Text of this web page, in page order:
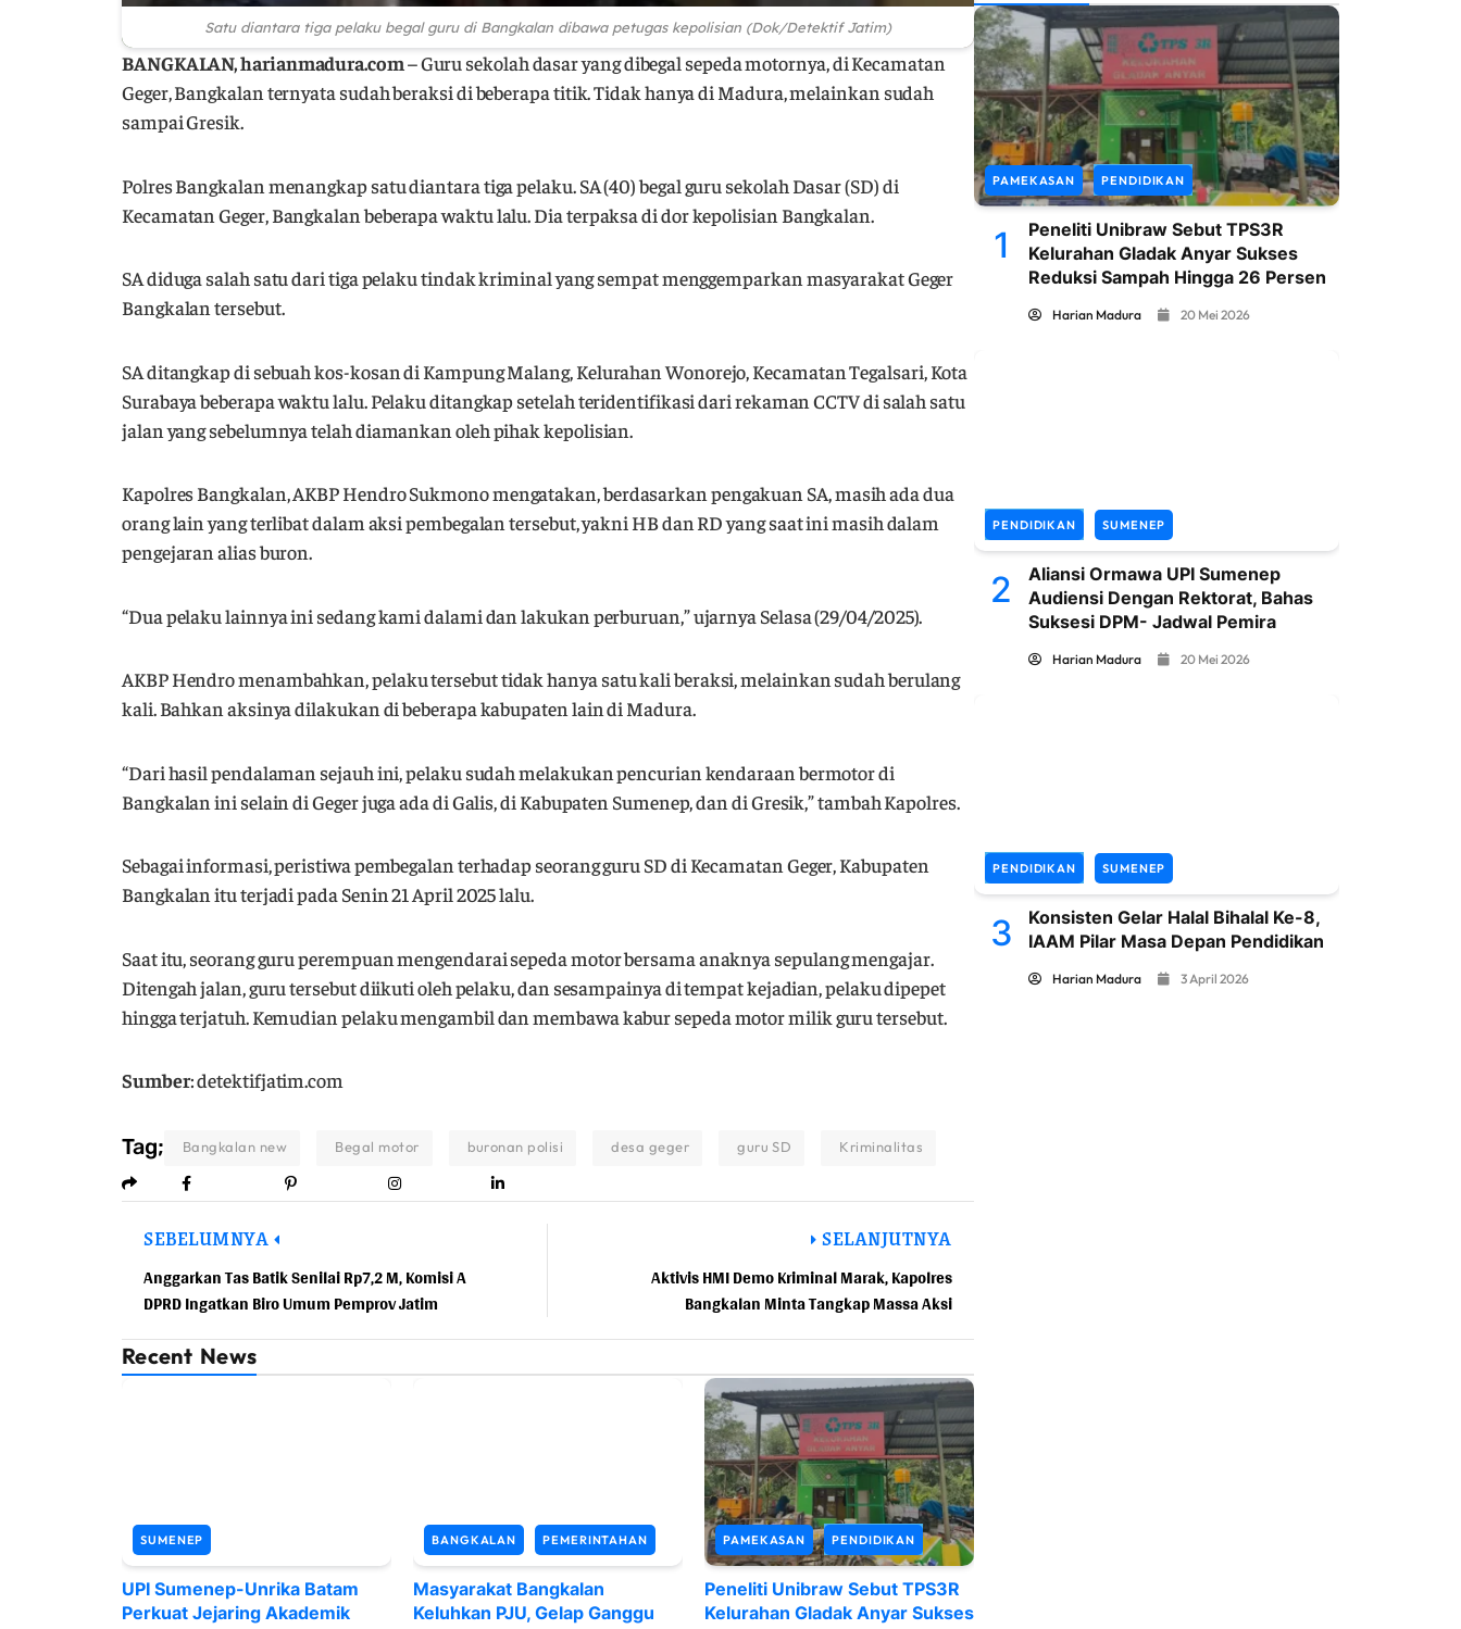
Satu diantara tiga pelaku begal guru di Bangkalan dibawa petugas kepolisian (Dok/Detektif Jatim)
BANGKALAN, harianmadura.com– Guru sekolah dasar yang dibegal sepeda motornya, di Kecamatan
Geger, Bangkalan ternyata sudah beraksi di beberapa titik. Tidak hanya di Madura, melainkan sudah
sampai Gresik.
Polres Bangkalan menangkap satu diantara tiga pelaku. SA (40) begal guru sekolah Dasar (SD) di
Kecamatan Geger, Bangkalan beberapa waktu lalu. Dia terpaksa di dor kepolisian Bangkalan.
SA diduga salah satu dari tiga pelaku tindak kriminal yang sempat menggemparkan masyarakat Geger
Bangkalan tersebut.
SA ditangkap di sebuah kos-kosan di Kampung Malang, Kelurahan Wonorejo, Kecamatan Tegalsari, Kota
Surabaya beberapa waktu lalu. Pelaku ditangkap setelah teridentifikasi dari rekaman CCTV di salah satu
jalan yang sebelumnya telah diamankan oleh pihak kepolisian.
Kapolres Bangkalan, AKBP Hendro Sukmono mengatakan, berdasarkan pengakuan SA, masih ada dua
orang lain yang terlibat dalam aksi pembegalan tersebut, yakni HB dan RD yang saat ini masih dalam
pengejaran alias buron.
“Dua pelaku lainnya ini sedang kami dalami dan lakukan perburuan,” ujarnya Selasa (29/04/2025).
AKBP Hendro menambahkan, pelaku tersebut tidak hanya satu kali beraksi, melainkan sudah berulang
kali. Bahkan aksinya dilakukan di beberapa kabupaten lain di Madura.
“Dari hasil pendalaman sejauh ini, pelaku sudah melakukan pencurian kendaraan bermotor di
Bangkalan ini selain di Geger juga ada di Galis, di Kabupaten Sumenep, dan di Gresik,” tambah Kapolres.
Sebagai informasi, peristiwa pembegalan terhadap seorang guru SD di Kecamatan Geger, Kabupaten
Bangkalan itu terjadi pada Senin 21 April 2025 lalu.
Saat itu, seorang guru perempuan mengendarai sepeda motor bersama anaknya sepulang mengajar.
Ditengah jalan, guru tersebut diikuti oleh pelaku, dan sesampainya di tempat kejadian, pelaku dipepet
hingga terjatuh. Kemudian pelaku mengambil dan membawa kabur sepeda motor milik guru tersebut.
Sumber: detektifjatim.com
Tag; Bangkalan new Begal motor buronan polisi desa geger guru SD Kriminalitas
SEBELUMNYA
Anggarkan Tas Batik Senilai Rp7,2 M, Komisi A
DPRD Ingatkan Biro Umum Pemprov Jatim
SELANJUTNYA
Aktivis HMI Demo Kriminal Marak, Kapolres
Bangkalan Minta Tangkap Massa Aksi
Recent News
SUMENEP
UPI Sumenep-Unrika Batam
Perkuat Jejaring Akademik
BANGKALAN PEMERINTAHAN
Masyarakat Bangkalan
Keluhkan PJU, Gelap Ganggu
PAMEKASAN PENDIDIKAN
Peneliti Unibraw Sebut TPS3R
Kelurahan Gladak Anyar Sukses
PAMEKASAN PENDIDIKAN
1
Peneliti Unibraw Sebut TPS3R
Kelurahan Gladak Anyar Sukses
Reduksi Sampah Hingga 26 Persen
Harian Madura 20 Mei 2026
PENDIDIKAN SUMENEP
2
Aliansi Ormawa UPI Sumenep
Audiensi Dengan Rektorat, Bahas
Suksesi DPM- Jadwal Pemira
Harian Madura 20 Mei 2026
PENDIDIKAN SUMENEP
3
Konsisten Gelar Halal Bihalal Ke-8,
IAAM Pilar Masa Depan Pendidikan
Harian Madura 3 April 2026